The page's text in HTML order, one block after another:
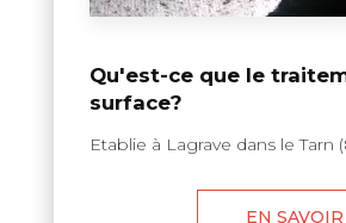
Qu'est-ce que le
surface?
Etablie à Lagrave dans le Tarn
EN